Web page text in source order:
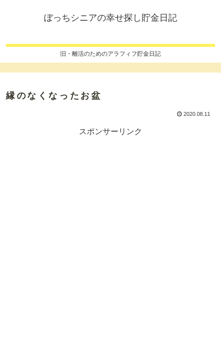
ぼっちシニアの幸せ探し貯金日記
旧・離活のためのアラフィフ貯金日記
縁のなくなったお盆
2020.08.11
スポンサーリンク